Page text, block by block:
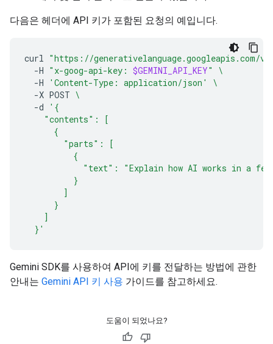
다음은 헤더에 API 키가 포함된 요청의 예입니다.
curl "https://generativelanguage.googleapis.com/
-H "x-goog-api-key: $GEMINI_API_KEY"
\
-H
'Content-Type: application/json'
\
-X POST \
-d
'{
    "contents": [
      {
        "parts": [
          {
"text": "Explain how AI works in a
          }
        ]
      }
    ]
  }'
Gemini SDK를 사용하여 API에 키를 전달하는 방법에 관한
안내는 Gemini API 키 사용 가이드를 참고하세요.
도움이 되었나요?